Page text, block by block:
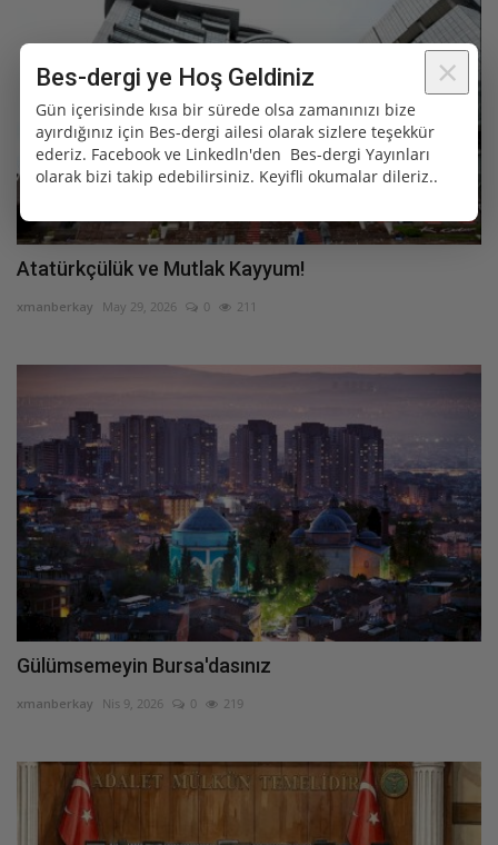
Bilim ve Teknoloji
Dünya Tarih'i
Köşe yazıları
Genel Kültür 101
Özel
Atatürkçülük ve Mutlak Kayyum!
xmanberkay May 29, 2026 0 211
Gülümsemeyin Bursa'dasınız
xmanberkay Nis 9, 2026 0 219
×
Bes-dergi ye Hoş Geldiniz
Gün içerisinde kısa bir sürede olsa zamanınızı bize
ayırdığınız için Bes-dergi ailesi olarak sizlere teşekkür
ederiz. Facebook ve Linkedln'den Bes-dergi Yayınları
olarak bizi takip edebilirsiniz. Keyifli okumalar dileriz..